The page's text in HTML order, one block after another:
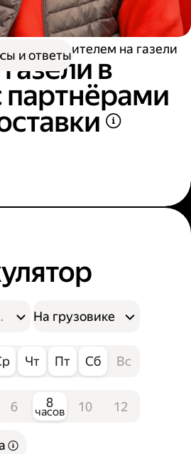
Работа водителем на газели
в
и ответы
На грузовике
Чт Пт Сб Вс
6 8
часов 10 12